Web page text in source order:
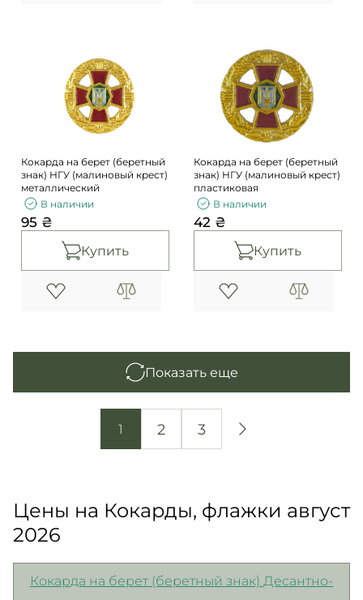
Кокарда на берет (беретный
знак) НГУ (малиновый крест)
металлический
В наличии
95 ₴
Купить
Кокарда на берет (беретный
знак) НГУ (малиновый крест)
пластиковая
В наличии
42 ₴
Купить
Показать еще
1 2 3
Цены на Кокарды, флажки август
2026
Кокарда на берет (беретный знак) Десантно-